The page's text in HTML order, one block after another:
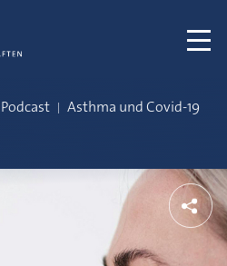
Podcast Asthma und Covid-19